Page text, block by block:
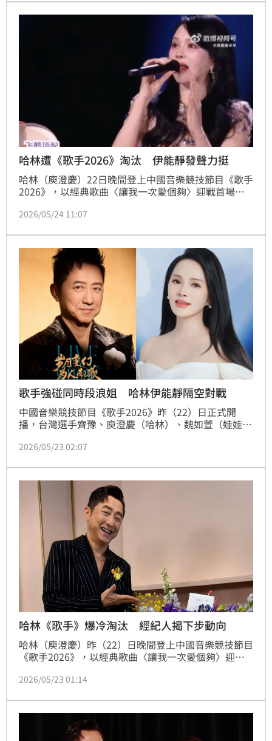
案」。
哈林遭《歌手2026》淘汰 伊能靜發聲力挺
哈林（庾澄慶）22日晚間登上中國音樂競技節目《歌手
2026》，以經典歌曲〈讓我一次愛個夠〉迎戰首場直
妻伊能靜隔日重返《乘風2026》（浪姐7）助陣，而她
2026/05/24 11:07
歌手強碰同時段浪姐 哈林伊能靜隔空對戰
中國音樂競技節目《歌手2026》昨（22）日正式開
播，台灣選手齊豫、庾澄慶（哈林）、魏如萱（娃娃）
的《乘風2026》（浪姐7），昨邀請庾澄慶前妻伊能靜
平台掀起熱議。
2026/05/23 02:07
哈林《歌手》爆冷淘汰 經紀人揭下步動向
哈林（庾澄慶）昨（22）日晚間登上中國音樂競技節目
《歌手2026》，以經典歌曲〈讓我一次愛個夠〉迎戰
出不只觀眾傻眼，就連他本人也十分錯愕。沉寂一晚，
情似乎未受太大影響。
2026/05/23 01:14